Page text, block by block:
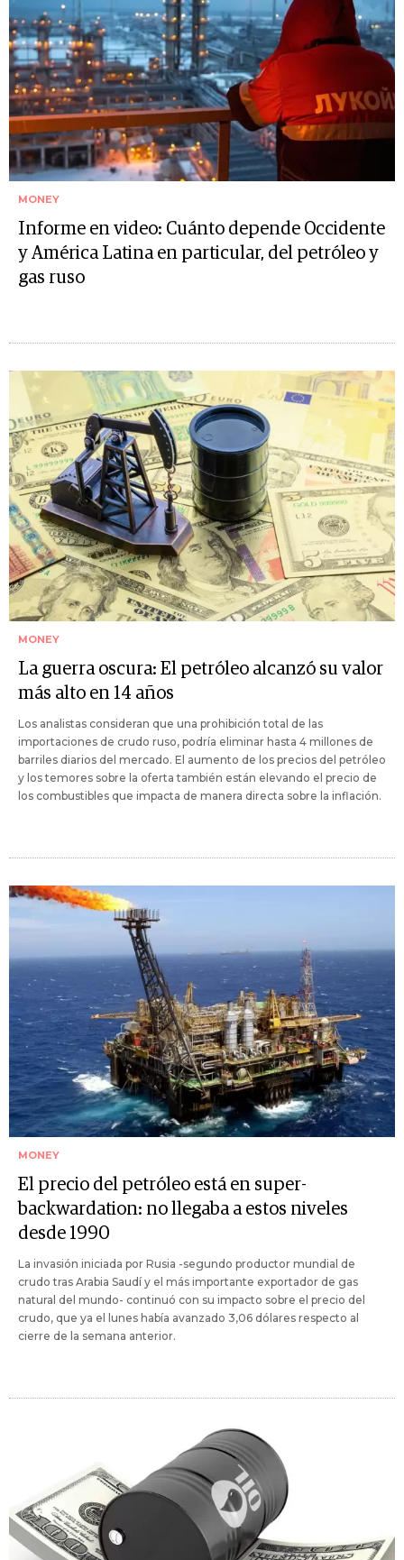
MONEY
Informe en video: Cuánto depende Occidente
y América Latina en particular, del petróleo y
gas ruso
MONEY
La guerra oscura: El petróleo alcanzó su valor
más alto en 14 años
Los analistas consideran que una prohibición total de las
importaciones de crudo ruso, podría eliminar hasta 4 millones de
barriles diarios del mercado. El aumento de los precios del petróleo
y los temores sobre la oferta también están elevando el precio de
los combustibles que impacta de manera directa sobre la inflación.
MONEY
El precio del petróleo está en super-
backwardation: no llegaba a estos niveles
desde 1990
La invasión iniciada por Rusia -segundo productor mundial de
crudo tras Arabia Saudí y el más importante exportador de gas
natural del mundo- continuó con su impacto sobre el precio del
crudo, que ya el lunes había avanzado 3,06 dólares respecto al
cierre de la semana anterior.